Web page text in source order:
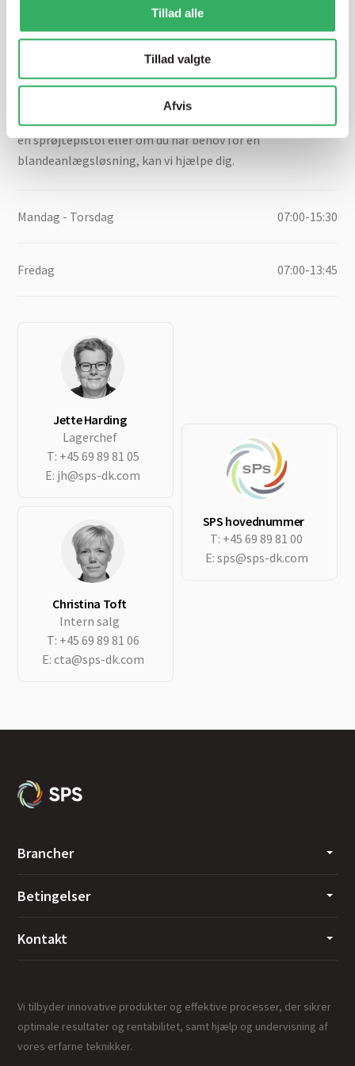
Tillad alle
Tillad valgte
Afvis
Har du brug for hjælp? Vi sidder
klar ved telefonen
Vi tilbyder et bredt sortiment af produkter til
en sprøjtepistol eller om du har behov for en
blandeanlægsløsning, kan vi hjælpe dig.
Mandag - Torsdag 07:00-15:30
Fredag 07:00-13:45
Jette Harding
Lagerchef
T: +45 69 89 81 05
E: jh@sps-dk.com
Christina Toft
Intern salg
T: +45 69 89 81 06
E: cta@sps-dk.com
SPS hovednummer
T: +45 69 89 81 00
E: sps@sps-dk.com
Brancher
Betingelser
Kontakt
Vi tilbyder innovative produkter og effektive processer, der sikrer
optimale resultater og rentabilitet, samt hjælp og undervisning af
vores erfarne teknikker.